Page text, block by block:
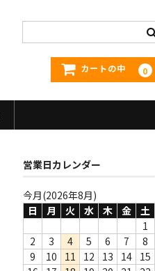
カートの中 0
営業日カレンダー
今月(2026年8月)
日
月 火 水 木 金
土
1
2
3 4 5 6 7
8
9
10 11 12 13 14 15